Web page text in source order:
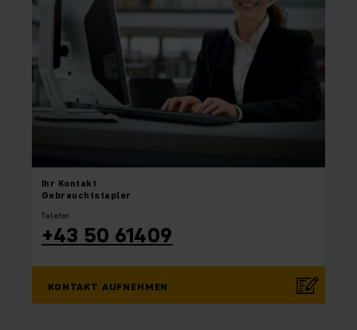
Ihr Kontakt
Gebrauchtstapler
Telefon
+43 50 61409
KONTAKT AUFNEHMEN